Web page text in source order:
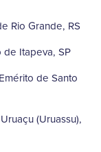
Rio Grande, RS
Itapeva, SP
de Santo
(Uruassu),